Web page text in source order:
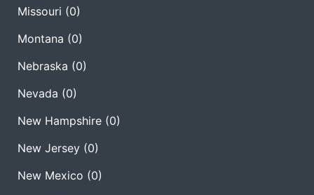
Missouri (0)
Montana (0)
Nebraska (0)
Nevada (0)
New Hampshire (0)
New Jersey (0)
New Mexico (0)